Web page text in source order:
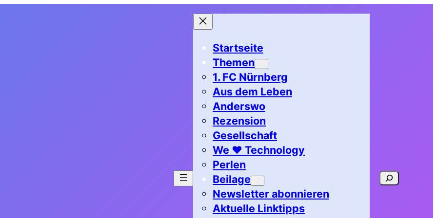
Startseite
Themen
1. FC Nürnberg
Aus dem Leben
Anderswo
Rezension
Gesellschaft
We ♥ Technology
Perlen
Beilage
Newsletter abonnieren
Aktuelle Linktipps
Suchen